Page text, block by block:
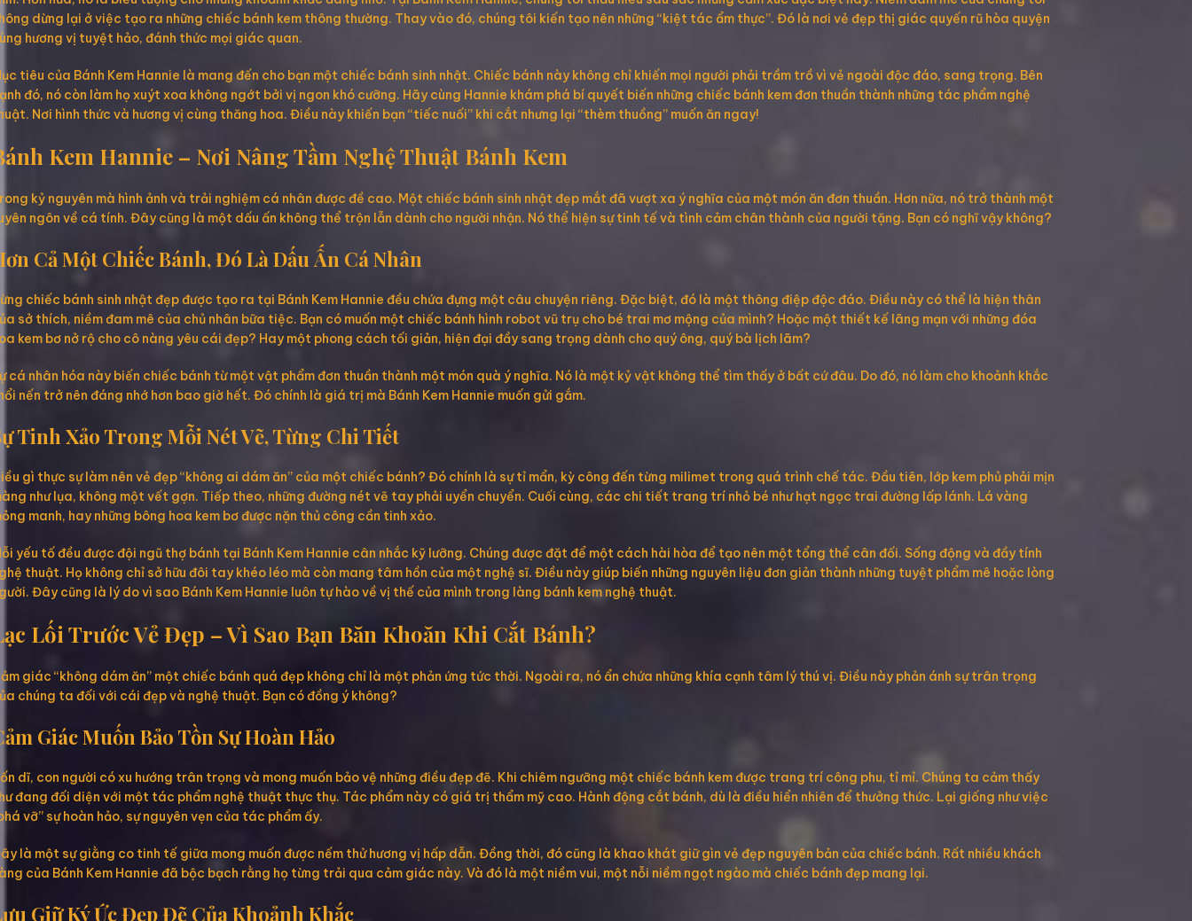
dừng lại ở việc tạo ra những chiếc bánh kem thông thường. Thay vào đó, chúng tôi kiến tạo nên những “kiệt tác ẩm thực”. Đó là nơi vẻ đẹp thị giác quyến rũ hòa quyện
hương vị tuyệt hảo, đánh thức mọi giác quan.
tiêu của Bánh Kem Hannie là mang đến cho bạn một chiếc bánh sinh nhật. Chiếc bánh này không chỉ khiến mọi người phải trầm trồ vì vẻ ngoài độc đáo, sang trọng. Bên
đó, nó còn làm họ xuýt xoa không ngớt bởi vị ngon khó cưỡng. Hãy cùng Hannie khám phá bí quyết biến những chiếc bánh kem đơn thuần thành những tác phẩm nghệ
Nơi hình thức và hương vị cùng thăng hoa. Điều này khiến bạn “tiếc nuối” khi cắt nhưng lại “thèm thuồng” muốn ăn ngay!
Kem Hannie – Nơi Nâng Tầm Nghệ Thuật Bánh Kem
kỷ nguyên mà hình ảnh và trải nghiệm cá nhân được đề cao. Một chiếc bánh sinh nhật đẹp mắt đã vượt xa ý nghĩa của một món ăn đơn thuần. Hơn nữa, nó trở thành một
ngôn về cá tính. Đây cũng là một dấu ấn không thể trộn lẫn dành cho người nhận. Nó thể hiện sự tinh tế và tình cảm chân thành của người tặng. Bạn có nghĩ vậy không?
Cả Một Chiếc Bánh, Đó Là Dấu Ấn Cá Nhân
chiếc bánh sinh nhật đẹp được tạo ra tại Bánh Kem Hannie đều chứa đựng một câu chuyện riêng. Đặc biệt, đó là một thông điệp độc đáo. Điều này có thể là hiện thân
sở thích, niềm đam mê của chủ nhân bữa tiệc. Bạn có muốn một chiếc bánh hình robot vũ trụ cho bé trai mơ mộng của mình? Hoặc một thiết kế lãng mạn với những đóa
kem bơ nở rộ cho cô nàng yêu cái đẹp? Hay một phong cách tối giản, hiện đại đầy sang trọng dành cho quý ông, quý bà lịch lãm?
cá nhân hóa này biến chiếc bánh từ một vật phẩm đơn thuần thành một món quà ý nghĩa. Nó là một kỷ vật không thể tìm thấy ở bất cứ đâu. Do đó, nó làm cho khoảnh khắc
nến trở nên đáng nhớ hơn bao giờ hết. Đó chính là giá trị mà Bánh Kem Hannie muốn gửi gắm.
Tinh Xảo Trong Mỗi Nét Vẽ, Từng Chi Tiết
gì thực sự làm nên vẻ đẹp “không ai dám ăn” của một chiếc bánh? Đó chính là sự tỉ mẩn, kỳ công đến từng milimet trong quá trình chế tác. Đầu tiên, lớp kem phủ phải mịn
như lụa, không một vết gợn. Tiếp theo, những đường nét vẽ tay phải uyển chuyển. Cuối cùng, các chi tiết trang trí nhỏ bé như hạt ngọc trai đường lấp lánh. Lá vàng
manh, hay những bông hoa kem bơ được nặn thủ công cần tinh xảo.
yếu tố đều được đội ngũ thợ bánh tại Bánh Kem Hannie cân nhắc kỹ lưỡng. Chúng được đặt để một cách hài hòa để tạo nên một tổng thể cân đối. Sống động và đầy tính
thuật. Họ không chỉ sở hữu đôi tay khéo léo mà còn mang tâm hồn của một nghệ sĩ. Điều này giúp biến những nguyên liệu đơn giản thành những tuyệt phẩm mê hoặc lòng
Đây cũng là lý do vì sao Bánh Kem Hannie luôn tự hào về vị thế của mình trong làng bánh kem nghệ thuật.
Lối Trước Vẻ Đẹp – Vì Sao Bạn Băn Khoăn Khi Cắt Bánh?
giác “không dám ăn” một chiếc bánh quá đẹp không chỉ là một phản ứng tức thời. Ngoài ra, nó ẩn chứa những khía cạnh tâm lý thú vị. Điều này phản ánh sự trân trọng
chúng ta đối với cái đẹp và nghệ thuật. Bạn có đồng ý không?
Giác Muốn Bảo Tồn Sự Hoàn Hảo
dĩ, con người có xu hướng trân trọng và mong muốn bảo vệ những điều đẹp đẽ. Khi chiêm ngưỡng một chiếc bánh kem được trang trí công phu, tỉ mỉ. Chúng ta cảm thấy
đang đối diện với một tác phẩm nghệ thuật thực thụ. Tác phẩm này có giá trị thẩm mỹ cao. Hành động cắt bánh, dù là điều hiển nhiên để thưởng thức. Lại giống như việc
vỡ” sự hoàn hảo, sự nguyên vẹn của tác phẩm ấy.
là một sự giằng co tinh tế giữa mong muốn được nếm thử hương vị hấp dẫn. Đồng thời, đó cũng là khao khát giữ gìn vẻ đẹp nguyên bản của chiếc bánh. Rất nhiều khách
của Bánh Kem Hannie đã bộc bạch rằng họ từng trải qua cảm giác này. Và đó là một niềm vui, một nỗi niềm ngọt ngào mà chiếc bánh đẹp mang lại.
Giữ Ký Ức Đẹp Đẽ Của Khoảnh Khắc